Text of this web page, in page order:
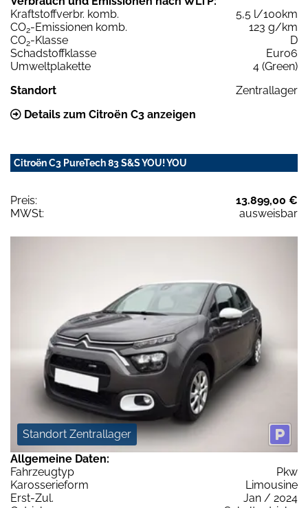
Kraftstoffverbr. komb.
5,5 l/100km
CO2-Emissionen komb.
123 g/km
CO2-Klasse
D
Schadstoffklasse
Euro6
Umweltplakette
4 (Green)
Standort
Zentrallager
Details zum Citroën C3 anzeigen
Citroën C3 PureTech 83 S&S YOU! YOU
Preis:
13.899,00 €
MWSt:
ausweisbar
Standort Zentrallager
Allgemeine Daten:
Fahrzeugtyp
Pkw
Karosserieform
Limousine
Erst-Zul.
Jan / 2024